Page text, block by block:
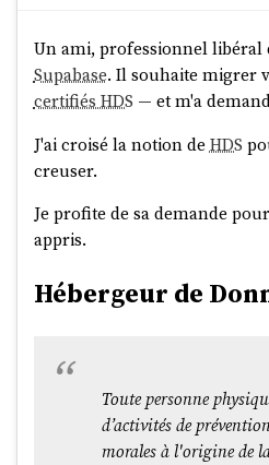
Un ami, professionnel libéral
Supabase. Il souhaite migrer
certifiés HDS — et m'a
J'ai croisé la notion de HDS
creuser.
Je profite de sa demande
appris.
Hébergeur de
Toute personne
d’activités de
morales à l'origine de